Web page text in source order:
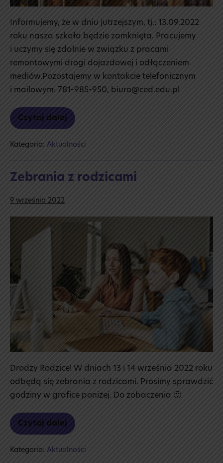
Informujemy, że w dniu jutrzejszym, tj.: 13.09.2022
roku nasza szkoła będzie zamknięta. Pracujemy
i uczymy się zdalnie w związku z pracami
remontowymi drogi dojazdowej i odłączeniem
mediów.Pozostajemy w kontakcie telefonicznym
i mailowym: 781-985-950, biuro@ced.edu.pl
Czytaj dalej
Praca
i nauka
Kategoria: Aktualności
Zebrania z rodzicami
9 września 2022
z rodzicami
Drodzy Rodzice! W dniach 13 i 14 września 2022 roku
odbędą się zebrania z rodzicami. Prosimy sprawdzić
godziny w grafice poniżej. Do zobaczenia 🙂
Czytaj dalej
Zebrania
z rodzicami
Kategoria: Aktualności